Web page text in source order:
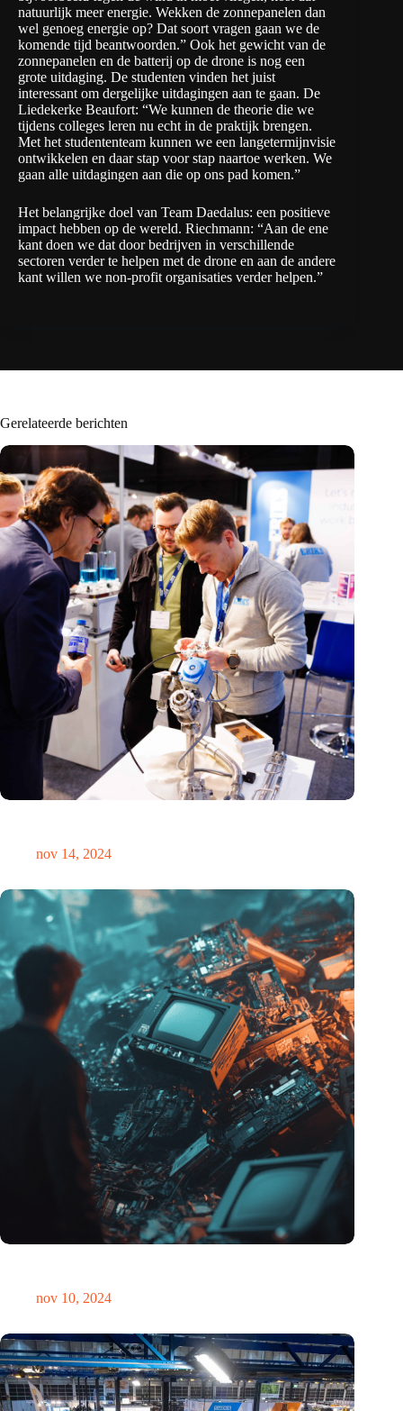
natuurlijk meer energie. Wekken de zonnepanelen dan
wel genoeg energie op? Dat soort vragen gaan we de
komende tijd beantwoorden.” Ook het gewicht van de
zonnepanelen en de batterij op de drone is nog een
grote uitdaging. De studenten vinden het juist
interessant om dergelijke uitdagingen aan te gaan. De
Liedekerke Beaufort: “We kunnen de theorie die we
tijdens colleges leren nu echt in de praktijk brengen.
Met het studententeam kunnen we een langetermijnvisie
ontwikkelen en daar stap voor stap naartoe werken. We
gaan alle uitdagingen aan die op ons pad komen.”
Het belangrijke doel van Team Daedalus: een positieve
impact hebben op de wereld. Riechmann: “Aan de ene
kant doen we dat door bedrijven in verschillende
sectoren verder te helpen met de drone en aan de andere
kant willen we non-profit organisaties verder helpen.”
Gerelateerde berichten
nov 14, 2024
nov 10, 2024